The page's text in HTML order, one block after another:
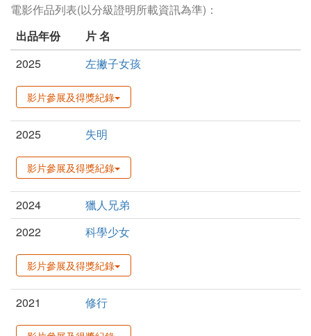
電影作品列表(以分級證明所載資訊為準)：
出品年份
片 名
2025
左撇子女孩
影片參展及得獎紀錄
2025 失明
影片參展及得獎紀錄
2024
獵人兄弟
2022
科學少女
影片參展及得獎紀錄
2021 修行